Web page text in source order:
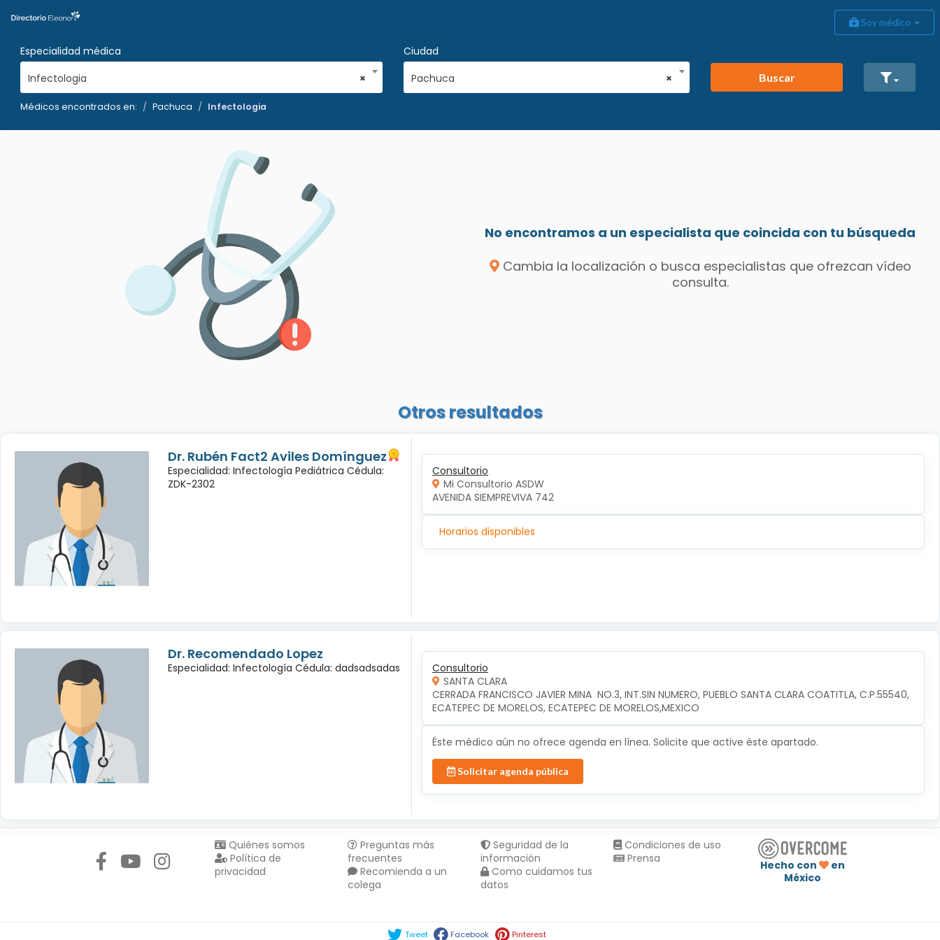
Soy médico
Especialidad médica
×
Infectologia
Ciudad
×
Pachuca Buscar
Médicos encontrados en: Pachuca Infectologia
No encontramos a un especialista que coincida con tu búsqueda
Cambia la localización o busca especialistas que ofrezcan vídeo
consulta.
Otros resultados
Dr. Rubén Fact2 Aviles Domínguez
Especialidad: Infectología Pediátrica Cédula:
ZDK-2302
Consultorio
Mi Consultorio ASDW
AVENIDA SIEMPREVIVA 742
Horarios disponibles
Dr. Recomendado Lopez
Especialidad: Infectología Cédula: dadsadsadas
Consultorio
SANTA CLARA
CERRADA FRANCISCO JAVIER MINA  NO.3, INT.SIN NUMERO, PUEBLO SANTA CLARA COATITLA, C.P.55540,
ECATEPEC DE MORELOS, ECATEPEC DE MORELOS,MEXICO
Éste médico aún no ofrece agenda en línea. Solicite que active éste apartado.
Solicitar agenda pública
Quiénes somos
Política de
privacidad
Preguntas más
frecuentes
Recomienda a un
colega
Seguridad de la
información
Como cuidamos tus
datos
Condiciones de uso
Prensa
Hecho con
en
México
Tweet Facebook Pinterest